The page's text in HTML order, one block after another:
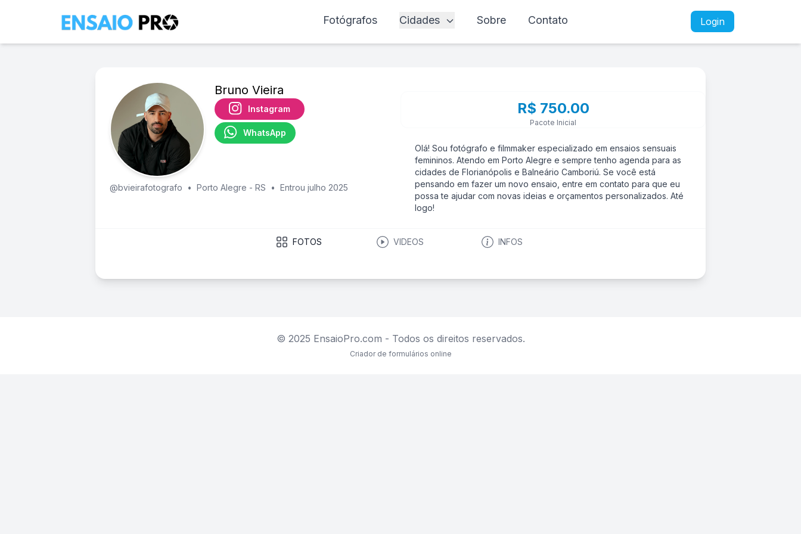
Fotógrafos Cidades Sobre Contato Login
Bruno Vieira
Instagram
WhatsApp
@bvieirafotografo • Porto Alegre - RS • Entrou julho 2025
R$ 750.00
Pacote Inicial
Olá! Sou fotógrafo e filmmaker especializado em ensaios sensuais
femininos. Atendo em Porto Alegre e sempre tenho agenda para as
cidades de Florianópolis e Balneário Camboriú. Se você está
pensando em fazer um novo ensaio, entre em contato para que eu
possa te ajudar com novas ideias e orçamentos personalizados. Até
logo!
FOTOS VIDEOS INFOS
© 2025 EnsaioPro.com - Todos os direitos reservados.
Criador de formulários online